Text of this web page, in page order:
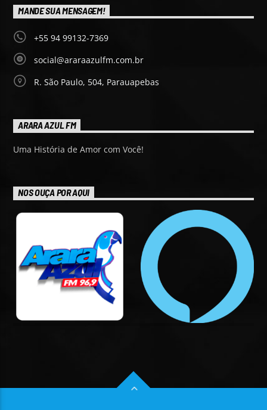
MANDE SUA MENSAGEM!
+55 94 99132-7369
social@araraazulfm.com.br
R. São Paulo, 504, Parauapebas
ARARA AZUL FM
Uma História de Amor com Você!
NOS OUÇA POR AQUI